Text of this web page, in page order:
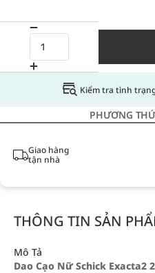
Kiểm tra tình
PHƯƠNG
Giao hàng
tận nhà
THÔNG TIN SẢN
Mô Tả
Dao Cạo Nữ Schick Exacta2